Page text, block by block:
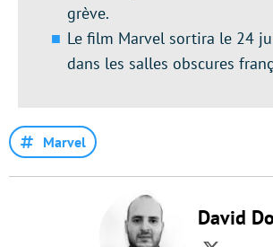
grève.
Le film Marvel sortira le 24
dans les salles obscures
Marvel
David